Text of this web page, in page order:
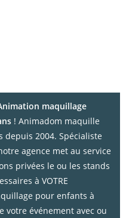
maquillage
! Animadom maquille
depuis 2004. Spécialiste
agence met au service
privées le ou les stands
à VOTRE
pour enfants à
votre événement avec ou